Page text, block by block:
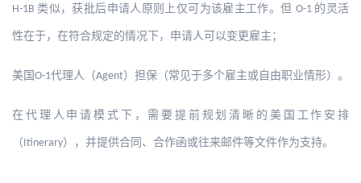
H-1B 类似，获批后申请人原则上仅可为该雇主工作。但 O-1 的灵活
性在于，在符合规定的情况下，申请人可以变更雇主；
美国 O-1代理人（Agent）担保（常见于多个雇主或自由职业情形）。
在代理人申请模式下，需要提前规划清晰的美国工作安排
（ Itinerary），并提供合同、合作函或往来邮件等文件作为支持。